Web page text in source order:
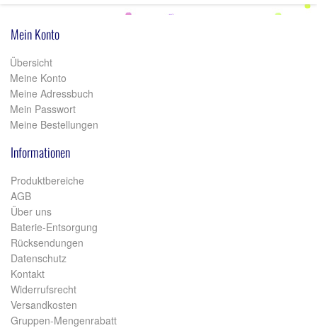
Mein Konto
Übersicht
Meine Konto
Meine Adressbuch
Mein Passwort
Meine Bestellungen
Informationen
Produktbereiche
AGB
Über uns
Baterie-Entsorgung
Rücksendungen
Datenschutz
Kontakt
Widerrufsrecht
Versandkosten
Gruppen-Mengenrabatt